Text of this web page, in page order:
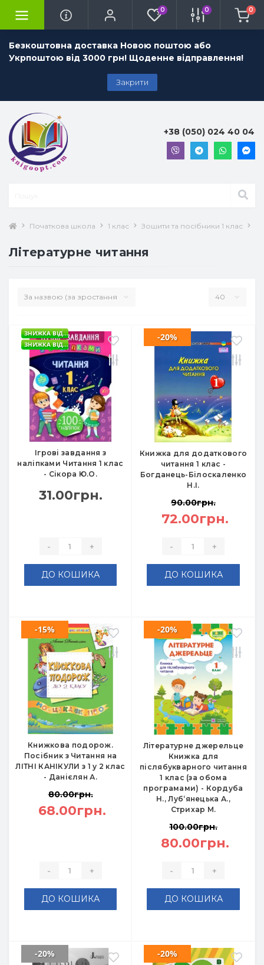
Безкоштовна доставка Новою поштою або
Укрпоштою від 3000 грн! Щоденне відправлення!
Закрити
0 0 0
+38 (050) 024 40 04
Початкова школа 1 клас Зошити та посібники 1 клас
Літературне читання
Ігрові завдання з
наліпками Читання 1 клас
- Сікора Ю.О.
ЗНИЖКА ВІД...
ЗНИЖКА ВІД...
31.00грн.
- +
ДО КОШИКА
Книжка для додаткового
читання 1 клас -
Богданець-Білоскаленко
Н.І.
-20%
90.00грн.
72.00грн.
- +
ДО КОШИКА
Книжкова подорож.
Посібник з Читання на
ЛІТНІ КАНІКУЛИ з 1 у 2 клас
- Данієлян А.
-15%
80.00грн.
68.00грн.
- +
ДО КОШИКА
Літературне джерельце
Книжка для
післябукварного читання
1 клас (за обома
програмами) - Кордуба
Н., Луб‘янецька А.,
Стрихар М.
-20%
100.00грн.
80.00грн.
- +
ДО КОШИКА
-20% -20%